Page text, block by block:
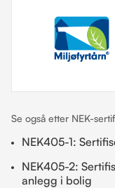
Se også etter NEK-
NEK405-1:
NEK405-2:
anlegg i bolig